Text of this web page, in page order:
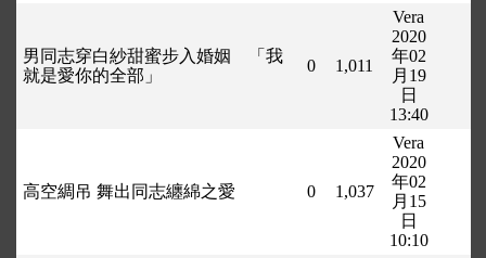
男同志穿白紗甜蜜步入婚姻 「我
就是愛你的全部」
0 1,011
Vera
2020
年02
月19
日
13:40
高空綢吊 舞出同志纏綿之愛 0 1,037
Vera
2020
年02
月15
日
10:10